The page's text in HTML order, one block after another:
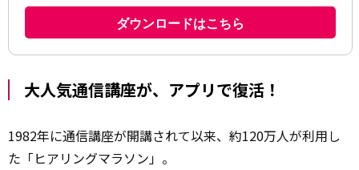
大人気通信講座が、アプリで復活！
1982年に通信講座が開講されて以来、約120万人が利用し
た「ヒアリングマラソン」。